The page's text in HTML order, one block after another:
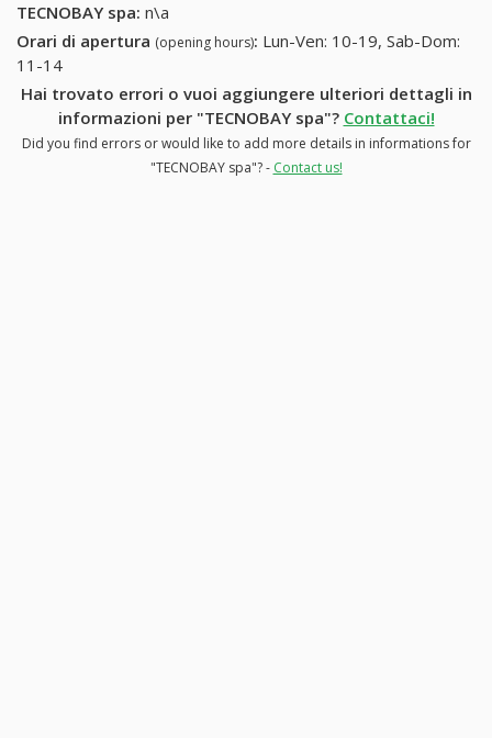
TECNOBAY spa: n\a
Orari di apertura (opening hours): Lun-Ven: 10-19, Sab-Dom:
11-14
Hai trovato errori o vuoi aggiungere ulteriori dettagli in
informazioni per "TECNOBAY spa"? Contattaci!
Did you find errors or would like to add more details in informations for
"TECNOBAY spa"? - Contact us!